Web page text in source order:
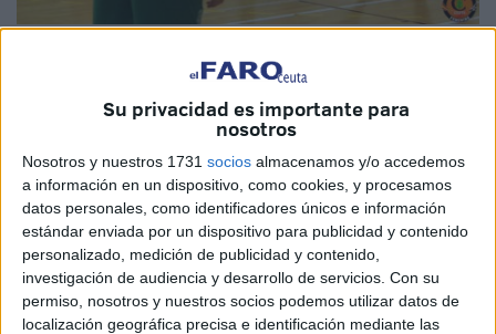
Su privacidad es importante para
nosotros
Nosotros y nuestros 1731 socios almacenamos y/o accedemos
a información en un dispositivo, como cookies, y procesamos
datos personales, como identificadores únicos e información
estándar enviada por un dispositivo para publicidad y contenido
personalizado, medición de publicidad y contenido,
investigación de audiencia y desarrollo de servicios. Con su
permiso, nosotros y nuestros socios podemos utilizar datos de
localización geográfica precisa e identificación mediante las
ElCamoensfemenino ha sufrido esta tarde su segunda
derrota de la temporada, la primera en el ‘Guillermo
Molina’ después de ser goleado por el Deportivo Córdoba.
Las ceutíes pudieron aguantar el primer periodo, con un
empate a cero, pero se hundieron en el segundo periodo y
terminaron siendo goleadas por su rival.